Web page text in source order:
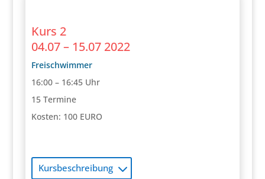
Kurs 2
04.07 – 15.07 2022
Freischwimmer
16:00 – 16:45 Uhr
15 Termine
Kosten: 100 EURO
Kursbeschreibung